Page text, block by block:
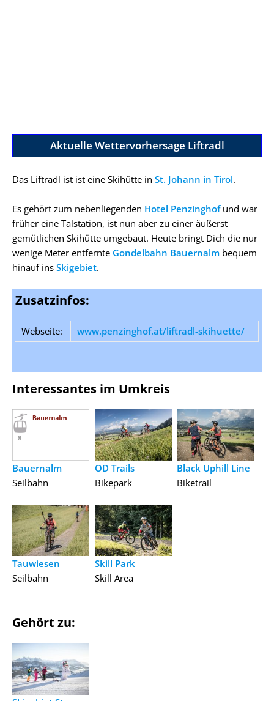
Aktuelle Wettervorhersage Liftradl
Das Liftradl ist ist eine Skihütte in St. Johann in Tirol.
Es gehört zum nebenliegenden Hotel Penzinghofund war
früher eine Talstation, ist nun aber zu einer äußerst
gemütlichen Skihütte umgebaut. Heute bringt Dich die nur
wenige Meter entfernte Gondelbahn Bauernalm bequem
hinauf ins Skigebiet.
Zusatzinfos:
Webseite: www.penzinghof.at/liftradl-skihuette/
Interessantes im Umkreis
Bauernalm
Seilbahn
Tauwiesen
Seilbahn
OD Trails
Bikepark
Skill Park
Skill Area
Black Uphill Line
Biketrail
Gehört zu: